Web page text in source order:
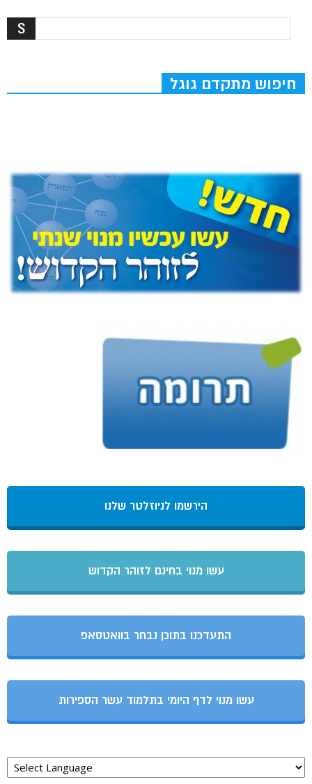
חיפוש מתקדם גוגל
הירשמו לניוזלטר שלנו
עשו מנוי בחינם לזוהר הקדוש
התעדכנו בתוכן נבחר בוואטסאפ
עשו מנוי לדף היומי בתלמוד עשר הספירות